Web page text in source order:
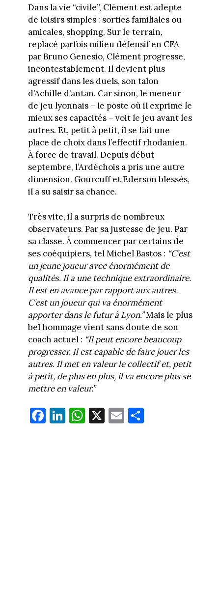
Dans la vie “civile”, Clément est adepte
de loisirs simples : sorties familiales ou
amicales, shopping. Sur le terrain,
replacé parfois milieu défensif en CFA
par Bruno Genesio, Clément progresse,
incontestablement. Il devient plus
agressif dans les duels, son talon
d’Achille d’antan. Car sinon, le meneur
de jeu lyonnais – le poste où il exprime le
mieux ses capacités – voit le jeu avant les
autres. Et, petit à petit, il se fait une
place de choix dans l’effectif rhodanien.
À force de travail. Depuis début
septembre, l’Ardéchois a pris une autre
dimension. Gourcuff et Ederson blessés,
il a su saisir sa chance.
Très vite, il a surpris de nombreux
observateurs. Par sa justesse de jeu. Par
sa classe. À commencer par certains de
ses coéquipiers, tel Michel Bastos : “C’est
un jeune joueur avec énormément de
qualités. Il a une technique extraordinaire.
Il est en avance par rapport aux autres.
C’est un joueur qui va énormément
apporter dans le futur à Lyon.”Mais le plus
bel hommage vient sans doute de son
coach actuel : “Il peut encore beaucoup
progresser. Il est capable de faire jouer les
autres. Il met en valeur le collectif et, petit
à petit, de plus en plus, il va encore plus se
mettre en valeur.”
Fa
ce
Li
nk
W
ha
X E
m
Pa
rt